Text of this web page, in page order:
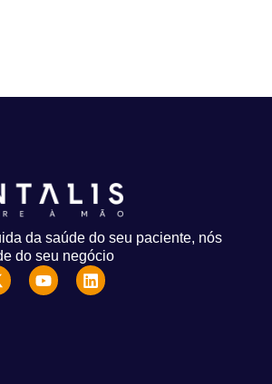
da saúde do seu paciente, nós
do seu negócio